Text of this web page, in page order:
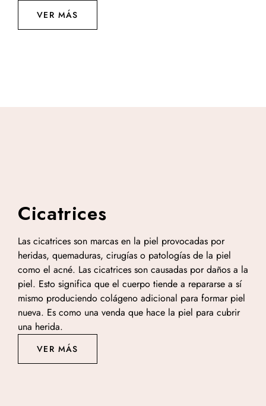
VER MÁS
Cicatrices
Las cicatrices son marcas en la piel provocadas por
heridas, quemaduras, cirugías o patologías de la piel
como el acné. Las cicatrices son causadas por daños a la
piel. Esto significa que el cuerpo tiende a repararse a sí
mismo produciendo colágeno adicional para formar piel
nueva. Es como una venda que hace la piel para cubrir
una herida.
VER MÁS